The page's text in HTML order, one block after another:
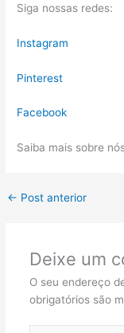
Siga nossas redes:
Instagram
Pinterest
Facebook
Saiba mais sobre
← Post anterior
Deixe um
O seu endereço
obrigatórios são